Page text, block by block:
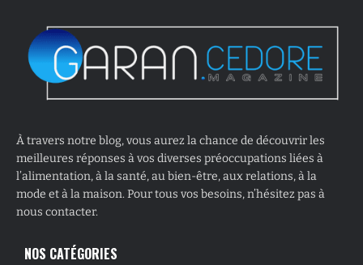
À travers notre blog, vous aurez la chance de découvrir les
meilleures réponses à vos diverses préoccupations liées à
l’alimentation, à la santé, au bien-être, aux relations, à la
mode et à la maison. Pour tous vos besoins, n’hésitez pas à
nous contacter.
NOS CATÉGORIES